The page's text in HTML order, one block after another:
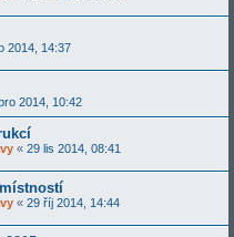
2014, 14:37
2014, 10:42
« 29 lis 2014, 08:41
« 29 říj 2014, 14:44